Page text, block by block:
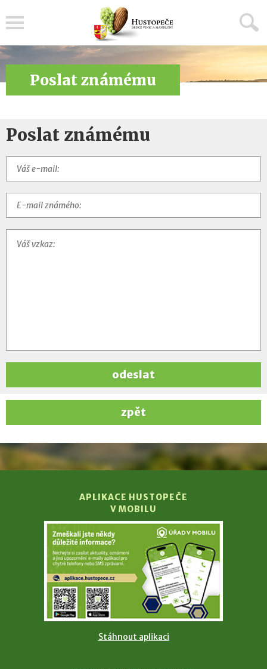
Poslat známému
Poslat známému
odeslat
zpět
APLIKACE HUSTOPEČE
V MOBILU
Stáhnout aplikaci